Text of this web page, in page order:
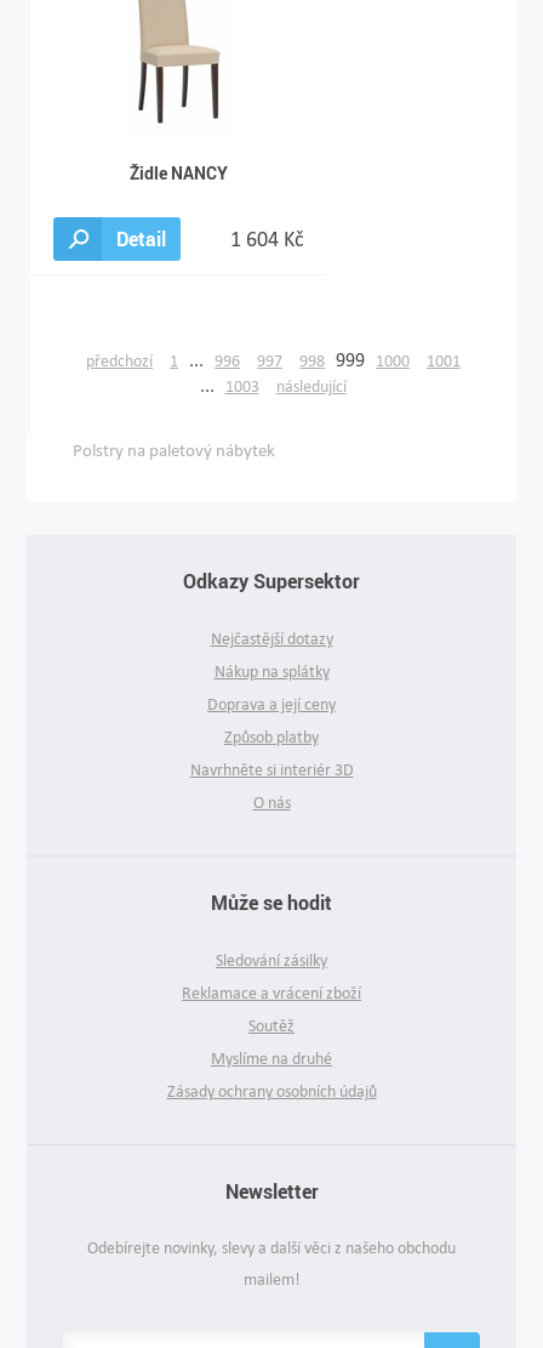
Židle NANCY
Detail 1 604 Kč
předchozí 1 ... 996 997 998 999 1000 1001
... 1003 následující
Polstry na paletový nábytek
Odkazy Supersektor
Nejčastější dotazy
Nákup na splátky
Doprava a její ceny
Způsob platby
Navrhněte si interiér 3D
O nás
Může se hodit
Sledování zásilky
Reklamace a vrácení zboží
Soutěž
Myslíme na druhé
Zásady ochrany osobních údajů
Newsletter
Odebírejte novinky, slevy a další věci z našeho obchodu
mailem!